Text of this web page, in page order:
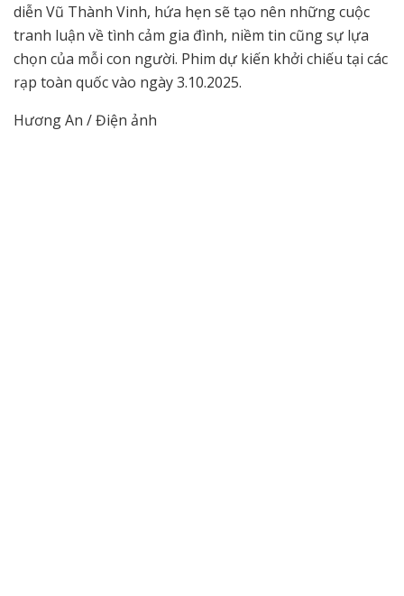
diễn Vũ Thành Vinh, hứa hẹn sẽ tạo nên những cuộc
tranh luận về tình cảm gia đình, niềm tin cũng sự lựa
chọn của mỗi con người. Phim dự kiến khởi chiếu tại các
rạp toàn quốc vào ngày 3.10.2025.
Hương An / Điện ảnh